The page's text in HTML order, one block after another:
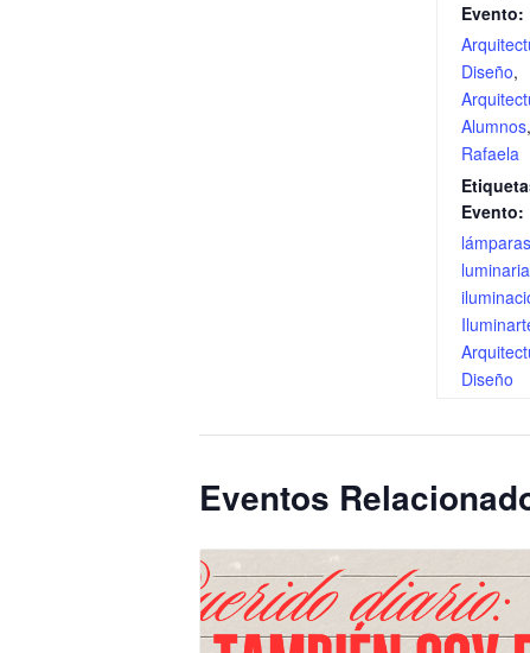
Evento:
Diseño,
Alumnos,
Rafaela
Evento:
lámparas
Diseño
Eventos